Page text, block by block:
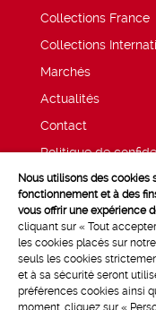
Collections France
Collections
Marchés
Actualités
Contact
Politique de
Mentions légales
Nous utilisons des cookies
fonctionnement et à des
vous offrir une expérience
cliquant sur « Tout
les cookies placés sur
seuls les cookies
et à sa sécurité seront
préférences cookies ainsi
moment, cliquez sur «